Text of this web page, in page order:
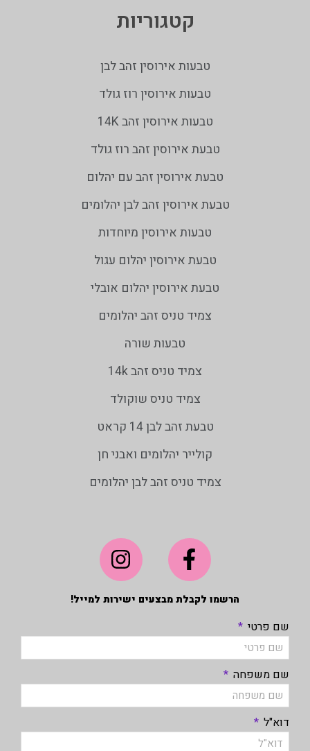
הרשמו לקבלת מבצעים ישירות למייל!
שם פרטי
שם משפחה
דוא"ל
קטגוריות
טבעות אירוסין זהב לבן
טבעות אירוסין רוז גולד
טבעות אירוסין זהב 14K
טבעת אירוסין זהב רוז גולד
טבעת אירוסין זהב עם יהלום
טבעת אירוסין זהב לבן יהלומים
טבעות אירוסין מיוחדות
טבעת אירוסין יהלום עגול
טבעת אירוסין יהלום אובלי
צמיד טניס זהב יהלומים
טבעות שורה
צמיד טניס זהב 14k
צמיד טניס שוקולד
טבעת זהב לבן 14 קראט
קולייר יהלומים ואבני חן
צמיד טניס זהב לבן יהלומים